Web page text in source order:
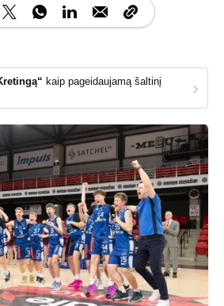
kaip pageidaujamą šaltinį
›